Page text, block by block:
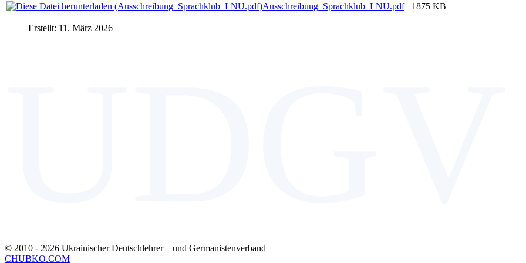
Ausschreibung_Sprachklub_LNU.pdf 1875 KB
Erstellt: 11. März 2026
© 2010 - 2026 Ukrainischer Deutschlehrer – und Germanistenverband
CHUBKO.COM